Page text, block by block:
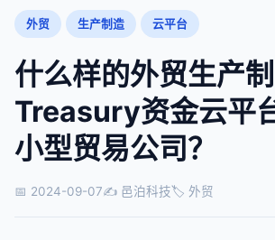
外贸 生产制造 云平台
什么样的外贸生产
Treasury资金云平
小型贸易公司？
📅 2024-09-07✍ 邑泊科技🏷 外贸